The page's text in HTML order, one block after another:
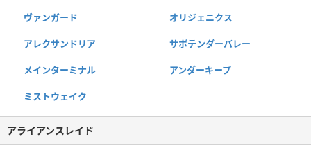
ヴァンガード オリジェニクス
アレクサンドリア サボテンダーバレー
メインターミナル アンダーキープ
ミストウェイク
アライアンスレイド